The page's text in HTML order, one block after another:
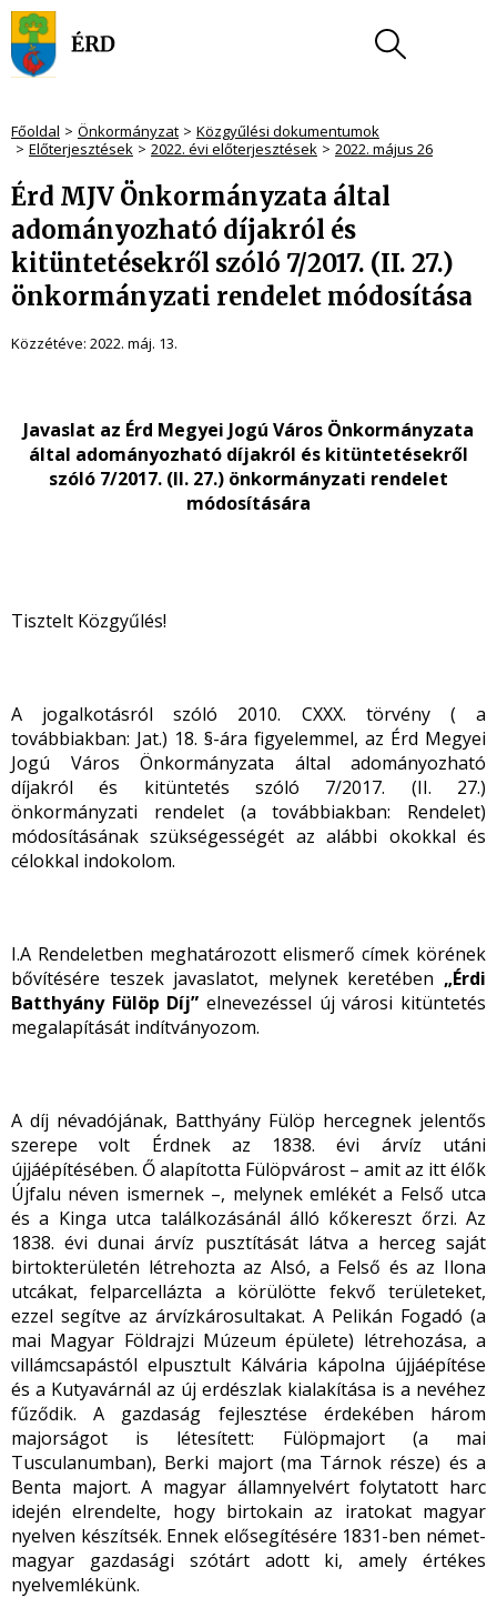
Főoldal Önkormányzat
Közgyűlési dokumentumok
Előterjesztések
2022. évi előterjesztések 2022. május 26
Érd MJV Önkormányzata által
adományozható díjakról és
kitüntetésekről szóló 7/2017. (II. 27.)
önkormányzati rendelet módosítása
Közzétéve: 2022. máj. 13.
Javaslat az Érd Megyei Jogú Város Önkormányzata
által adományozható díjakról és kitüntetésekről
szóló 7/2017. (II. 27.) önkormányzati rendelet
módosítására
Tisztelt Közgyűlés!
A jogalkotásról szóló 2010. CXXX. törvény ( a
továbbiakban: Jat.) 18. §-ára figyelemmel, az Érd Megyei
Jogú Város Önkormányzata által adományozható
díjakról és kitüntetés szóló 7/2017. (II. 27.)
önkormányzati rendelet (a továbbiakban: Rendelet)
módosításának szükségességét az alábbi okokkal és
célokkal indokolom.
I.A Rendeletben meghatározott elismerő címek körének
bővítésére teszek javaslatot, melynek keretében „Érdi
Batthyány Fülöp Díj” elnevezéssel új városi kitüntetés
megalapítását indítványozom.
A díj névadójának, Batthyány Fülöp hercegnek jelentős
szerepe volt Érdnek az 1838. évi árvíz utáni
újjáépítésében. Ő alapította Fülöpvárost – amit az itt élők
Újfalu néven ismernek –, melynek emlékét a Felső utca
és a Kinga utca találkozásánál álló kőkereszt őrzi. Az
1838. évi dunai árvíz pusztítását látva a herceg saját
birtokterületén létrehozta az Alsó, a Felső és az Ilona
utcákat, felparcellázta a körülötte fekvő területeket,
ezzel segítve az árvízkárosultakat. A Pelikán Fogadó (a
mai Magyar Földrajzi Múzeum épülete) létrehozása, a
villámcsapástól elpusztult Kálvária kápolna újjáépítése
és a Kutyavárnál az új erdészlak kialakítása is a nevéhez
fűződik. A gazdaság fejlesztése érdekében három
majorságot is létesített: Fülöpmajort (a mai
Tusculanumban), Berki majort (ma Tárnok része) és a
Benta majort. A magyar államnyelvért folytatott harc
idején elrendelte, hogy birtokain az iratokat magyar
nyelven készítsék. Ennek elősegítésére 1831-ben német-
magyar gazdasági szótárt adott ki, amely értékes
nyelvemlékünk.